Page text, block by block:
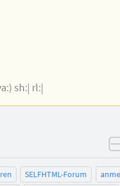
sh:| rl:|
SELFHTML-Forum